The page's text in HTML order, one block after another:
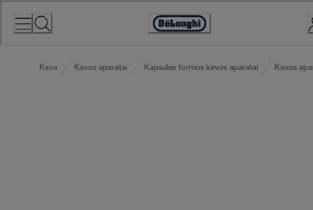
Accessibility
Kava Kavos aparatai Kapsulės formos kavos aparatai Kavos